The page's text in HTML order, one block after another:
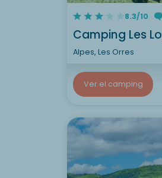
8.3/10
Camping Les
Alpes, Les Orres
Ver el camping